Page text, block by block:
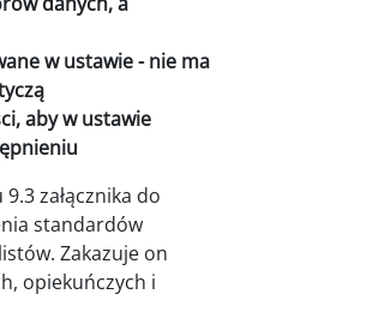
w ustawie - nie ma
aby w ustawie
załącznika do
standardów
Zakazuje on
opiekuńczych i